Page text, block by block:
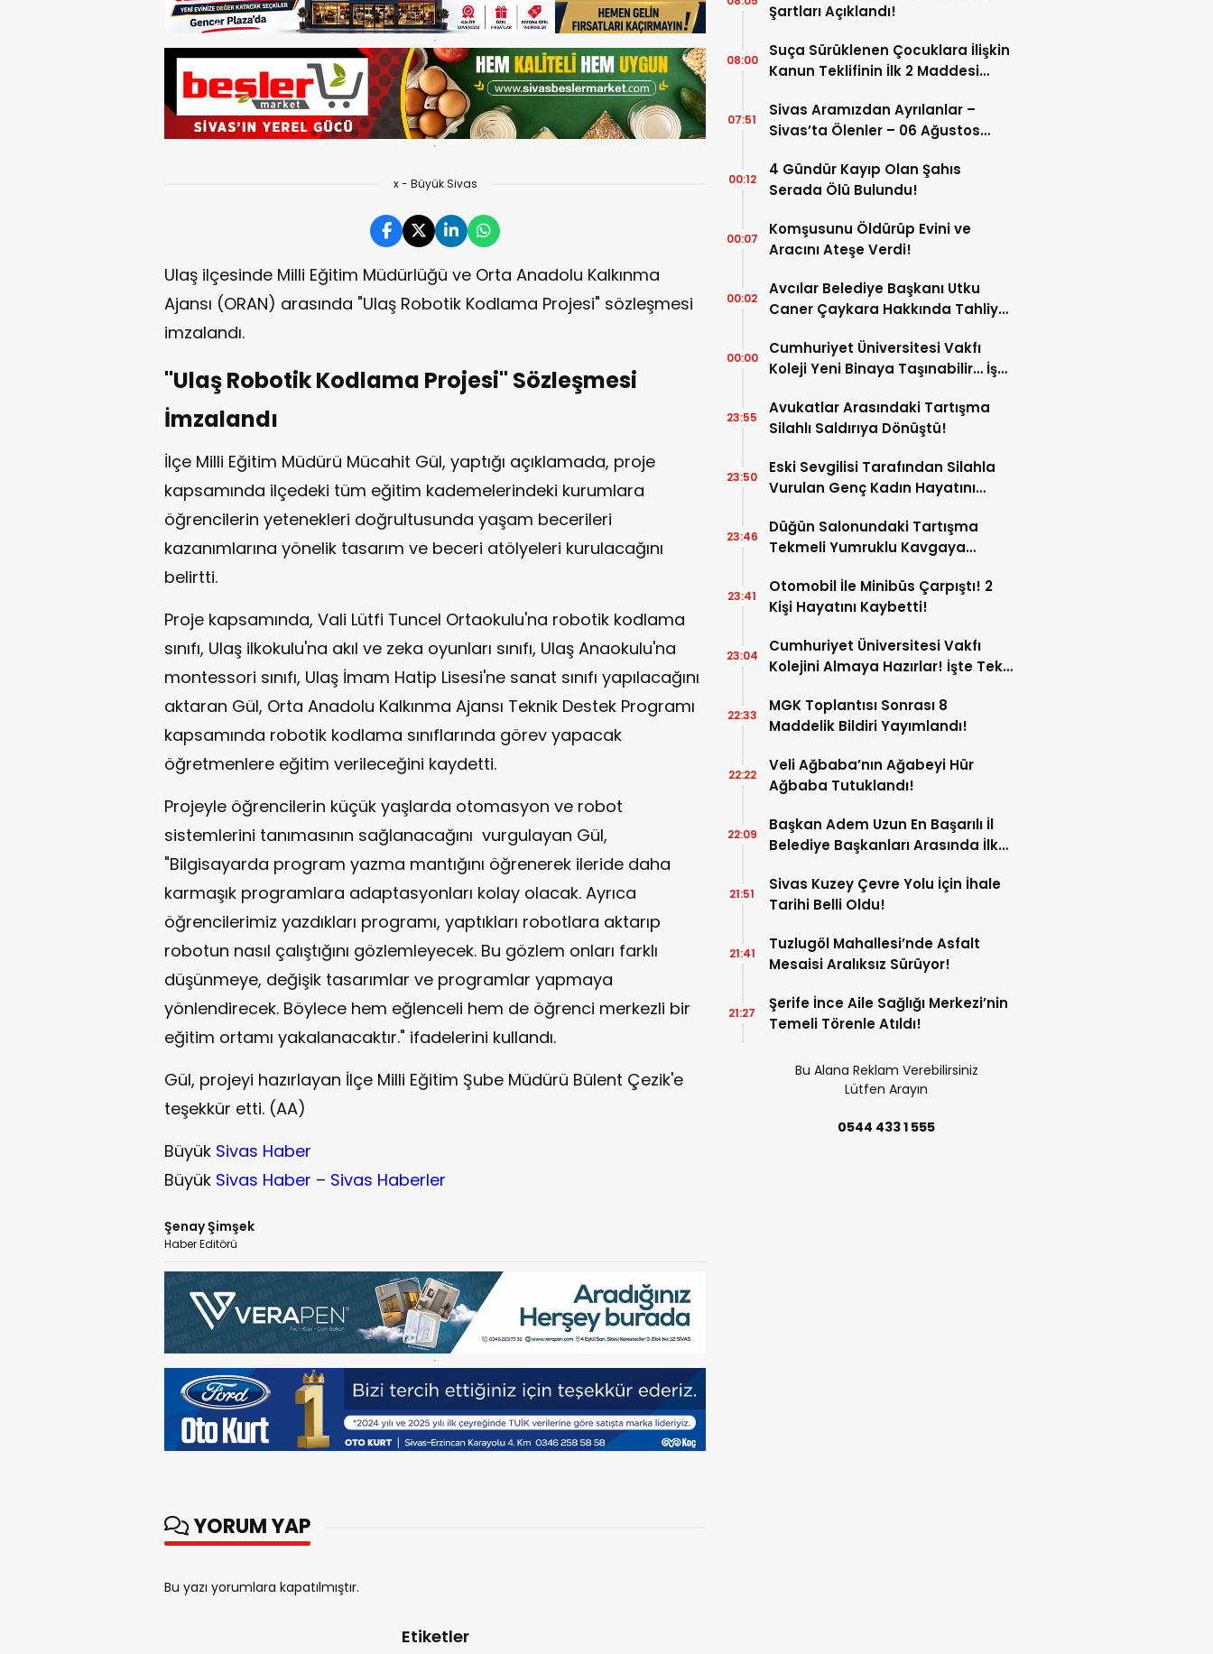
x - Büyük Sivas
Ulaş ilçesinde Milli Eğitim Müdürlüğü ve Orta Anadolu Kalkınma
Ajansı (ORAN) arasında "Ulaş Robotik Kodlama Projesi" sözleşmesi
imzalandı.
"Ulaş Robotik Kodlama Projesi" Sözleşmesi
İmzalandı
İlçe Milli Eğitim Müdürü Mücahit Gül, yaptığı açıklamada, proje
kapsamında ilçedeki tüm eğitim kademelerindeki kurumlara
öğrencilerin yetenekleri doğrultusunda yaşam becerileri
kazanımlarına yönelik tasarım ve beceri atölyeleri kurulacağını
belirtti.
Proje kapsamında, Vali Lütfi Tuncel Ortaokulu'na robotik kodlama
sınıfı, Ulaş ilkokulu'na akıl ve zeka oyunları sınıfı, Ulaş Anaokulu'na
montessori sınıfı, Ulaş İmam Hatip Lisesi'ne sanat sınıfı yapılacağını
aktaran Gül, Orta Anadolu Kalkınma Ajansı Teknik Destek Programı
kapsamında robotik kodlama sınıflarında görev yapacak
öğretmenlere eğitim verileceğini kaydetti.
Projeyle öğrencilerin küçük yaşlarda otomasyon ve robot
sistemlerini tanımasının sağlanacağını vurgulayan Gül,
"Bilgisayarda program yazma mantığını öğrenerek ileride daha
karmaşık programlara adaptasyonları kolay olacak. Ayrıca
öğrencilerimiz yazdıkları programı, yaptıkları robotlara aktarıp
robotun nasıl çalıştığını gözlemleyecek. Bu gözlem onları farklı
düşünmeye, değişik tasarımlar ve programlar yapmaya
yönlendirecek. Böylece hem eğlenceli hem de öğrenci merkezli bir
eğitim ortamı yakalanacaktır." ifadelerini kullandı.
Gül, projeyi hazırlayan İlçe Milli Eğitim Şube Müdürü Bülent Çezik'e
teşekkür etti. (AA)
Büyük Sivas Haber
Büyük Sivas Haber – Sivas Haberler
Şenay Şimşek
Haber Editörü
YORUM YAP
Bu yazı yorumlara kapatılmıştır.
Etiketler
Şartları Açıklandı!
Suça Sürüklenen Çocuklara İlişkin
Kanun Teklifinin İlk 2 Maddesi
08:00
Sivas Aramızdan Ayrılanlar –
Sivas’ta Ölenler – 06 Ağustos
07:51
4 Gündür Kayıp Olan Şahıs
Serada Ölü Bulundu!
00:12
Komşusunu Öldürüp Evini ve
Aracını Ateşe Verdi!
00:07
Avcılar Belediye Başkanı Utku
Caner Çaykara Hakkında Tahliye
00:02
Cumhuriyet Üniversitesi Vakfı
Koleji Yeni Binaya Taşınabilir… İşte
00:00
Avukatlar Arasındaki Tartışma
Silahlı Saldırıya Dönüştü!
23:55
Eski Sevgilisi Tarafından Silahla
Vurulan Genç Kadın Hayatını
23:50
Düğün Salonundaki Tartışma
Tekmeli Yumruklu Kavgaya
23:46
Otomobil İle Minibüs Çarpıştı! 2
Kişi Hayatını Kaybetti!
23:41
Cumhuriyet Üniversitesi Vakfı
Kolejini Almaya Hazırlar! İşte Tek
23:04
MGK Toplantısı Sonrası 8
Maddelik Bildiri Yayımlandı!
22:33
Veli Ağbaba’nın Ağabeyi Hür
Ağbaba Tutuklandı!
22:22
Başkan Adem Uzun En Başarılı İl
Belediye Başkanları Arasında İlk
22:09
Sivas Kuzey Çevre Yolu İçin İhale
Tarihi Belli Oldu!
21:51
Tuzlugöl Mahallesi’nde Asfalt
Mesaisi Aralıksız Sürüyor!
21:41
Şerife İnce Aile Sağlığı Merkezi’nin
Temeli Törenle Atıldı!
21:27
Bu Alana Reklam Verebilirsiniz
Lütfen Arayın
0544 433 1 555